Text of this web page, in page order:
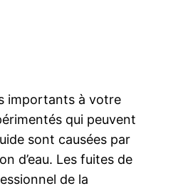
importants à votre
qui peuvent
sont causées par
d’eau. Les fuites de
de la